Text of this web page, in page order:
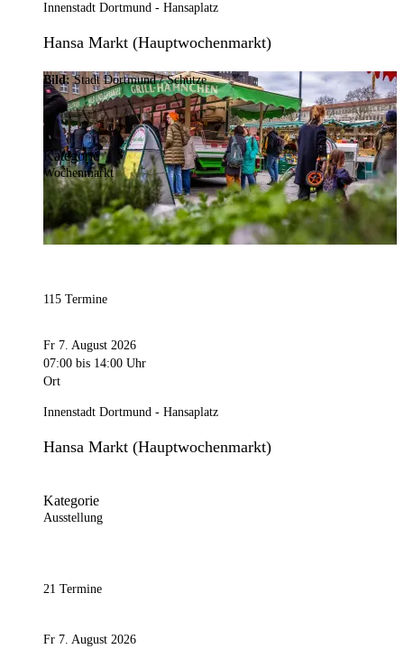
Innenstadt Dortmund - Hansaplatz
Hansa Markt (Hauptwochenmarkt)
Bild:Stadt Dortmund / Schütze
Kategorie
Wochenmarkt
115 Termine
Fr 7. August 2026
07:00 bis 14:00 Uhr
Ort
Innenstadt Dortmund - Hansaplatz
Hansa Markt (Hauptwochenmarkt)
Kategorie
Ausstellung
21 Termine
Fr 7. August 2026